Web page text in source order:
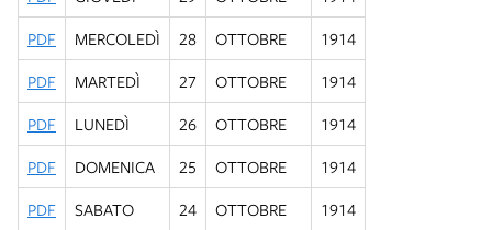
PDF
MERCOLEDÌ 28 OTTOBRE
1914
PDF
MARTEDÌ 27 OTTOBRE
1914
PDF
LUNEDÌ 26 OTTOBRE
1914
PDF
DOMENICA 25 OTTOBRE
1914
PDF
SABATO 24 OTTOBRE
1914